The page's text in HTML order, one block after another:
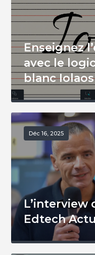
Enseignez
avec le
blanc Iolaos
Déc 16, 2025
L’interview
Edtech Actu